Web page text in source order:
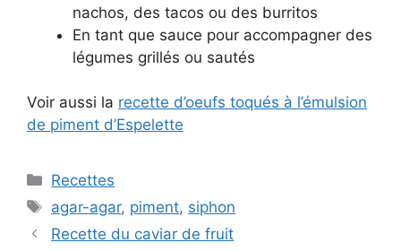
nachos, des tacos ou des burritos
En tant que sauce pour accompagner des
légumes grillés ou sautés
Voir aussi la recette d’oeufs toqués à l’émulsion
de piment d’Espelette
Catégories
Recettes
Étiquettes
agar-agar, piment, siphon
Recette du caviar de fruit